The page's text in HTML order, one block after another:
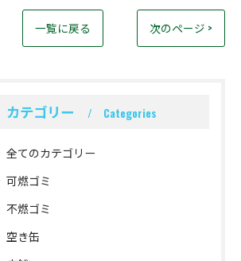
一覧に戻る 次のページ >
カテゴリー Categories
全てのカテゴリー
可燃ゴミ
不燃ゴミ
空き缶